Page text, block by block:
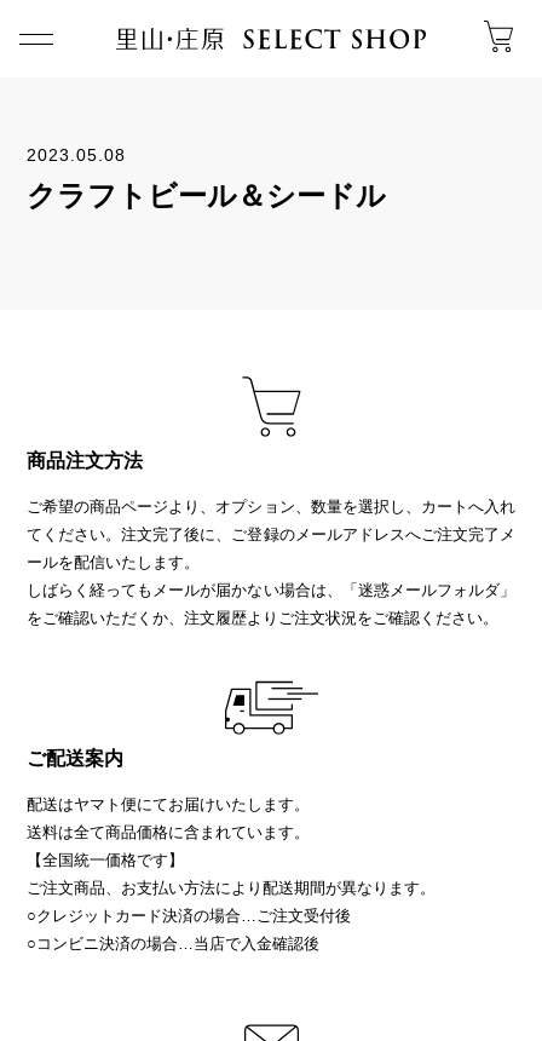
2023.05.08
クラフトビール＆シードル
商品注文方法
ご希望の商品ページより、オプション、数量を選択し、カートへ入れ
てください。注文完了後に、ご登録のメールアドレスへご注文完了メ
ールを配信いたします。
しばらく経ってもメールが届かない場合は、「迷惑メールフォルダ」
をご確認いただくか、注文履歴よりご注文状況をご確認ください。
ご配送案内
配送はヤマト便にてお届けいたします。
送料は全て商品価格に含まれています。
【全国統一価格です】
ご注文商品、お支払い方法により配送期間が異なります。
○クレジットカード決済の場合…ご注文受付後
○コンビニ決済の場合…当店で入金確認後